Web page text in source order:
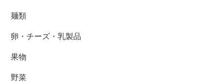
麺類
卵・チーズ・乳製品
果物
野菜